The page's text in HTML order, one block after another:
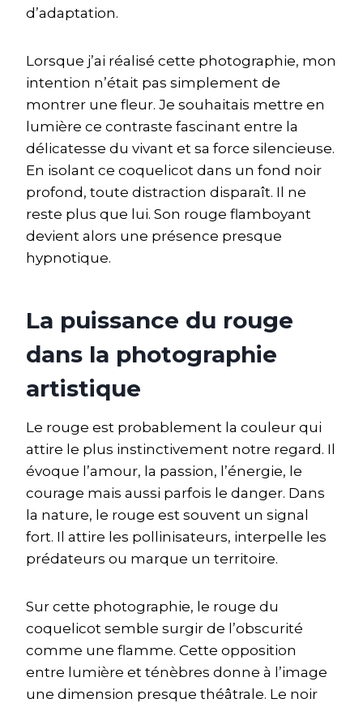
d’adaptation.
Lorsque j’ai réalisé cette photographie, mon
intention n’était pas simplement de
montrer une fleur. Je souhaitais mettre en
lumière ce contraste fascinant entre la
délicatesse du vivant et sa force silencieuse.
En isolant ce coquelicot dans un fond noir
profond, toute distraction disparaît. Il ne
reste plus que lui. Son rouge flamboyant
devient alors une présence presque
hypnotique.
La puissance du rouge
dans la photographie
artistique
Le rouge est probablement la couleur qui
attire le plus instinctivement notre regard. Il
évoque l’amour, la passion, l’énergie, le
courage mais aussi parfois le danger. Dans
la nature, le rouge est souvent un signal
fort. Il attire les pollinisateurs, interpelle les
prédateurs ou marque un territoire.
Sur cette photographie, le rouge du
coquelicot semble surgir de l’obscurité
comme une flamme. Cette opposition
entre lumière et ténèbres donne à l’image
une dimension presque théâtrale. Le noir